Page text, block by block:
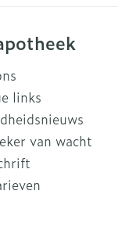
links
van wacht